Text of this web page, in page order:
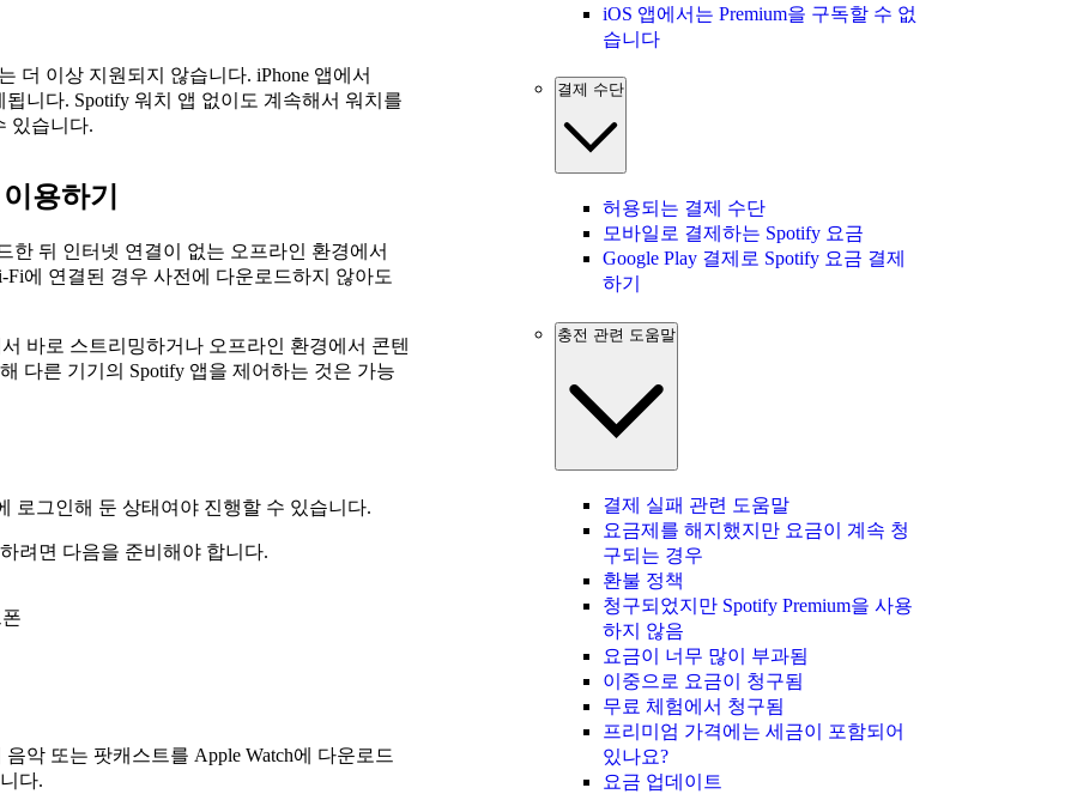
더 이상 지원되지 않습니다. iPhone 앱에서
니다. Spotify 워치 앱 없이도 계속해서 워치를
있습니다.
용하기
한 뒤 인터넷 연결이 없는 오프라인 환경에서
에 연결된 경우 사전에 다운로드하지 않아도
서 바로 스트리밍하거나 오프라인 환경에서 콘텐
다른 기기의 Spotify 앱을 제어하는 것은 가능
로그인해 둔 상태여야 진행할 수 있습니다.
려면 다음을 준비해야 합니다.
악 또는 팟캐스트를 Apple Watch에 다운로드
다.
iOS 앱에서는 Premium을 구독할 수 없
습니다
결제 수단
허용되는 결제 수단
모바일로 결제하는 Spotify 요금
Google Play 결제로 Spotify 요금 결제
하기
충전 관련 도움말
결제 실패 관련 도움말
요금제를 해지했지만 요금이 계속 청
구되는 경우
환불 정책
청구되었지만 Spotify Premium을 사용
하지 않음
요금이 너무 많이 부과됨
이중으로 요금이 청구됨
무료 체험에서 청구됨
프리미엄 가격에는 세금이 포함되어
있나요?
요금 업데이트